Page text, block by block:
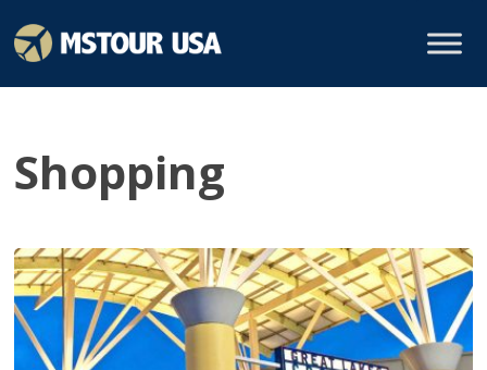
Shopping